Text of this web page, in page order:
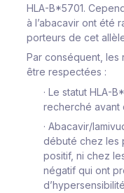
HLA-B*5701.
à l’abacavir ont été
porteurs de cet
Par conséquent, les
être respectées :
· Le statut HLA-
recherché avant
· Abacavir/
débuté chez les
positif, ni chez
négatif qui ont